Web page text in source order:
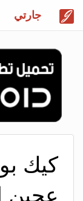
جارتي
كيك
عجين